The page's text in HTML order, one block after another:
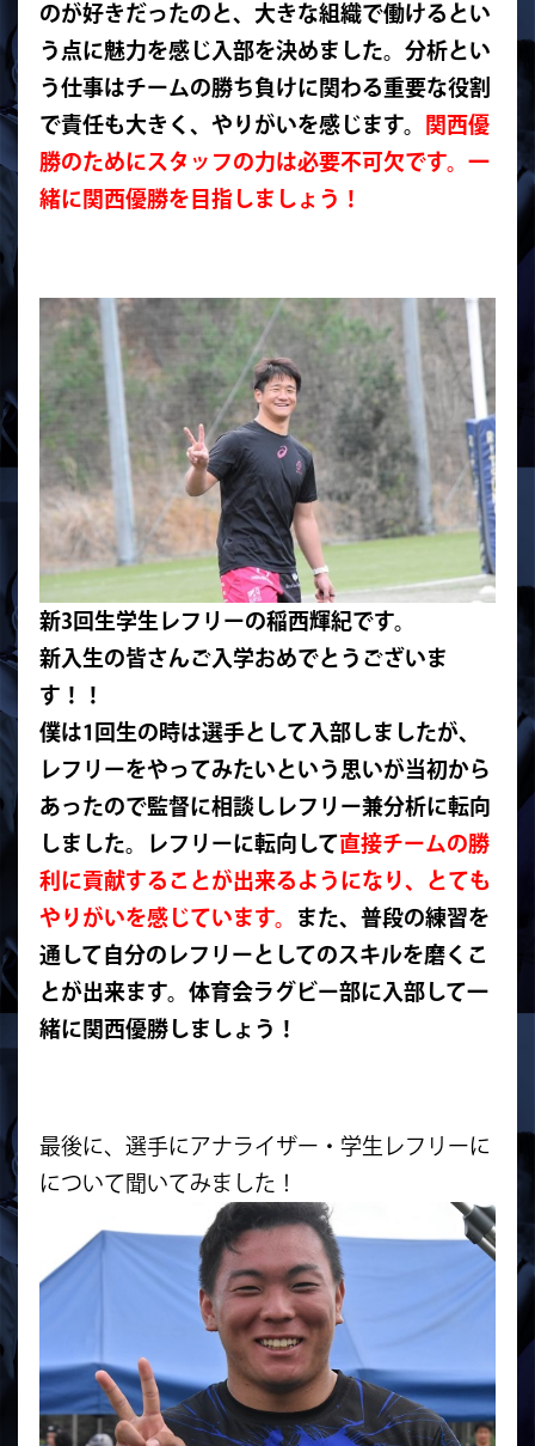
のが好きだったのと、 大きな組織で働けるとい
う点に魅力を感じ入部を決めました。 分析とい
う仕事はチームの勝ち負けに関わる重要な役割
で責任も大きく、やりがいを感じます。
関西優
勝のためにスタッフの力は必要不可欠です。 一
緒に関西優勝を目指しましょう！
新3回生学生レフリーの稲西輝紀です。
新入生の皆さんご入学おめでとうございま
す！！
僕は1回生の時は選手として入部しましたが、
レフリーをやってみたいという思いが当初から
あったので監督に相談しレフリー兼分析に転向
しました。
レフリーに転向して直接チームの勝
利に貢献することが出来るよう になり、とても
やりがいを感じています。
また、 普段の練習を
通して自分のレフリーとしてのスキルを磨くこ
とが出来ます。体育会ラグビー部に入部して一
緒に関西優勝しましょう！
最後に、選手にアナライザー・学生レフリーに
について聞いてみました！